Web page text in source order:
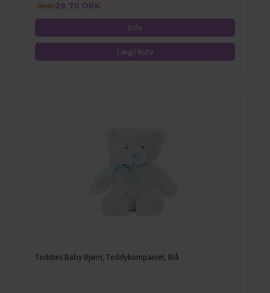
99,0029,70 DKK
Teddies Baby Bjørn, Teddykompaniet, Blå